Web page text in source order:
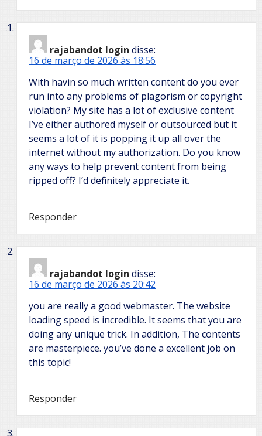
rajabandot login disse:
16 de março de 2026 às 18:56
With havin so much written content do you ever
run into any problems of plagorism or copyright
violation? My site has a lot of exclusive content
I’ve either authored myself or outsourced but it
seems a lot of it is popping it up all over the
internet without my authorization. Do you know
any ways to help prevent content from being
ripped off? I’d definitely appreciate it.
Responder
rajabandot login disse:
16 de março de 2026 às 20:42
you are really a good webmaster. The website
loading speed is incredible. It seems that you are
doing any unique trick. In addition, The contents
are masterpiece. you’ve done a excellent job on
this topic!
Responder